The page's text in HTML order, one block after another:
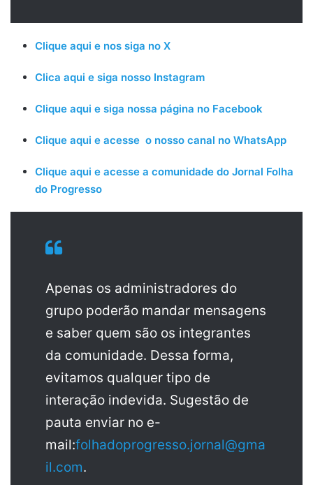
Clique aqui e nos siga no X
Clica aqui e siga nosso Instagram
Clique aqui e siga nossa página no Facebook
Clique aqui e acesse o nosso canal no WhatsApp
Clique aqui e acesse a comunidade do Jornal Folha
do Progresso
Apenas os administradores do
grupo poderão mandar mensagens
e saber quem são os integrantes
da comunidade. Dessa forma,
evitamos qualquer tipo de
interação indevida. Sugestão de
pauta enviar no e-
mail:folhadoprogresso.jornal@gma
il.com.